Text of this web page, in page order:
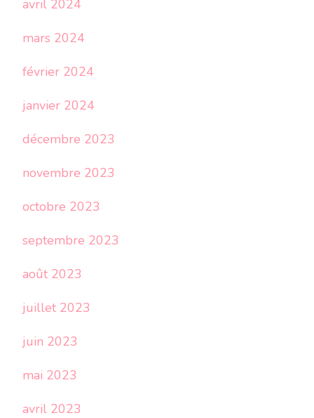
avril 2024
mars 2024
février 2024
janvier 2024
décembre 2023
novembre 2023
octobre 2023
septembre 2023
août 2023
juillet 2023
juin 2023
mai 2023
avril 2023